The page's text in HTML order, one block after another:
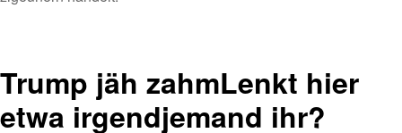
Trump jäh zahmLenkt hier
etwa irgendjemand ihr?